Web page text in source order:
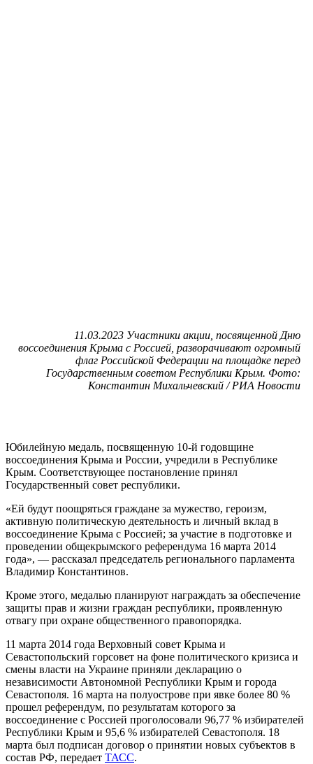
11.03.2023 Участники акции, посвященной Дню
воссоединения Крыма с Россией, разворачивают огромный
флаг Российской Федерации на площадке перед
Государственным советом Республики Крым. Фото:
Константин Михальчевский / РИА Новости
Юбилейную медаль, посвященную 10-й годовщине
воссоединения Крыма и России, учредили в Республике
Крым. Соответствующее постановление принял
Государственный совет республики.
«Ей будут поощряться граждане за мужество, героизм,
активную политическую деятельность и личный вклад в
воссоединение Крыма с Россией; за участие в подготовке и
проведении общекрымского референдума 16 марта 2014
года», — рассказал председатель регионального парламента
Владимир Константинов.
Кроме этого, медалью планируют награждать за обеспечение
защиты прав и жизни граждан республики, проявленную
отвагу при охране общественного правопорядка.
11 марта 2014 года Верховный совет Крыма и
Севастопольский горсовет на фоне политического кризиса и
смены власти на Украине приняли декларацию о
независимости Автономной Республики Крым и города
Севастополя. 16 марта на полуострове при явке более 80 %
прошел референдум, по результатам которого за
воссоединение с Россией проголосовали 96,77 % избирателей
Республики Крым и 95,6 % избирателей Севастополя. 18
марта был подписан договор о принятии новых субъектов в
состав РФ, передает ТАСС.